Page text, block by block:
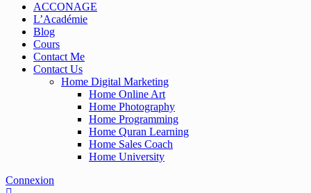
ACCONAGE
L’Académie
Blog
Cours
Contact Me
Contact Us
Home Digital Marketing
Home Online Art
Home Photography
Home Programming
Home Quran Learning
Home Sales Coach
Home University
Connexion